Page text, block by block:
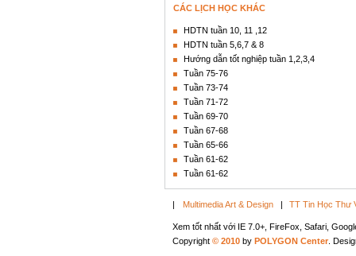
CÁC LỊCH HỌC KHÁC
HDTN tuần 10, 11 ,12
HDTN tuần 5,6,7 & 8
Hướng dẫn tốt nghiệp tuần 1,2,3,4
Tuần 75-76
Tuần 73-74
Tuần 71-72
Tuần 69-70
Tuần 67-68
Tuần 65-66
Tuần 61-62
Tuần 61-62
| Multimedia Art & Design | TT Tin Học Thư
Xem tốt nhất với IE 7.0+, FireFox, Safari,
Copyright © 2010 by POLYGON Center .